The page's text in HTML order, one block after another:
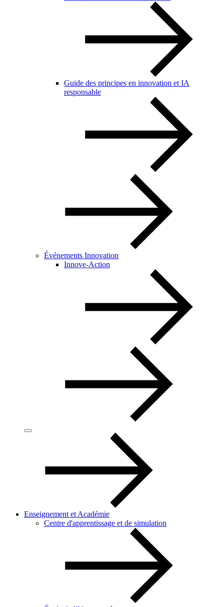
Guide des principes en innovation et IA
responsable
Événements Innovation
Innove-Action
Enseignement et Académie
Centre d'apprentissage et de simulation